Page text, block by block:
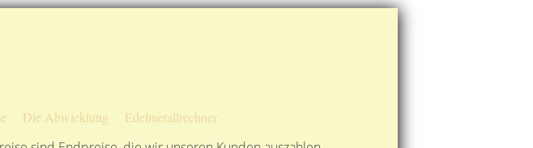
Die Abwicklung Edelmetallrechner